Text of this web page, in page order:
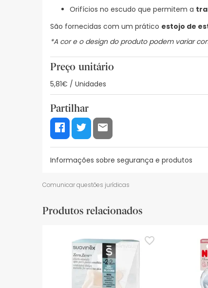
Orifícios no escudo que permitem a
São fornecidas com um prático estojo de
*A cor e o design do produto podem variar
Preço unitário
5,81€ / Unidades
Partilhar
Informações sobre segurança e produtos
Recursos de segurança visual
De momento, não dispomos de imagens de
sobre segurança, não hesites em
Comunicar questões jurídicas
Produtos relacionados